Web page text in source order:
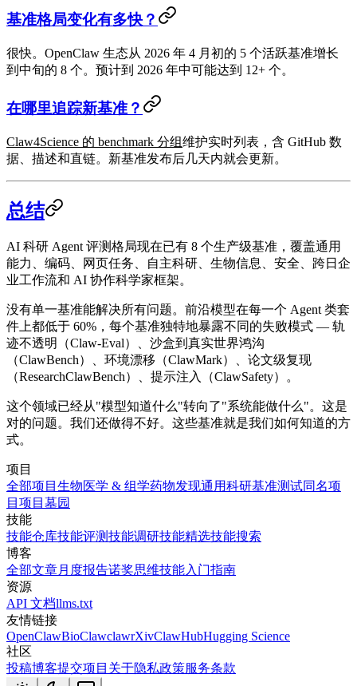
基准格局变化有多快？
很快。OpenClaw 生态从 2026 年 4 月初的 5 个活跃基准增长
到中旬的 8 个。预计到 2026 年中可能达到 12+ 个。
在哪里追踪新基准？
Claw4Science 的 benchmark 分组维护实时列表，含 GitHub 数
据、描述和直链。新基准发布后几天内就会更新。
总结
AI 科研 Agent 评测格局现在已有 8 个生产级基准 ，覆盖通用
能力、编码、网页任务、自主科研、生物信息、安全、跨日企
业工作流和 AI 协作科学家框架。
没有单一基准能解决所有问题。前沿模型在每一个 Agent 类套
件上都低于 60%，每个基准独特地暴露不同的失败模式 — 轨
迹不透明（Claw-Eval）、沙盒到真实世界鸿沟
（ClawBench）、环境漂移（ClawMark）、论文级复现
（ResearchClawBench）、提示注入（ClawSafety）。
这个领域已经从"模型知道什么"转向了"系统能做什么"。这是
对的问题。我们还做得不好。这些基准就是我们如何知道的方
式。
项目
全部项目 生物医学 & 组学药物发现通用科研基准测试同名项
目 项目墓园
技能
技能仓库技能评测技能调研技能精选技能搜索
博客
全部文章月度报告诺奖思维技能入门指南
资源
API 文档llms.txt
友情链接
OpenClawBioClawclawrXivClawHubHugging Science
社区
投稿博客提交项目 关于隐私政策服务条款